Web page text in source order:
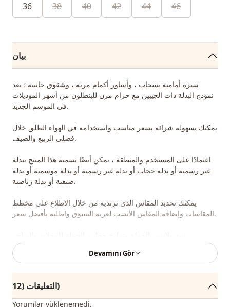
36 38 40 42 44 46
بيان
سترة أمامية بسحاب ، وأساور أكمام مرنة ، وشقوق جانبية ؛ يعد
نموذج البدلة ذات الجيبين مع حزام مرن للبنطلون من أشهر الموديلات
في الموسم الجديد.
يمكنك بسهولة شرائه بسعر مناسب واستخدامه في الهواء الطلق خلال
فصلي الربيع والصيف.
اعتمادًا على المستخدم والمنطقة ، يمكن أيضًا تسمية هذا المنتج ببدلة
غير رسمية أو بدلة حجاب أو بدلة غير رسمية أو بدلة موسمية أو بدلة
صيفية أو بدلة رياضية.
يمكنك تحديد المقاس الذي ترتديه من خلال الاطلاع على مخطط
المقاسات وإضافة المقاس الأنسب لعربة التسوق واطلبه بأفضل سعر.
لشراء الملابس بالجملة والاطلاع على أسعار الجملة الخاصة ، يكفي أن
تصبح عضوًا في موقعنا وإرسال معلوماتك إلى خط الواتساب
ملاحظة: يتكون محتوى المنتج من سترة وسراويل. (تستخدم الأحذية
Devamını Gör
التعليقات (12)
Yorumlar yüklenemedi.